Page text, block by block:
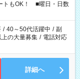
トもOK！ ■曜日・日数
/ 40～50代活躍中 / 副
上の大量募集 / 電話対応
詳細へ